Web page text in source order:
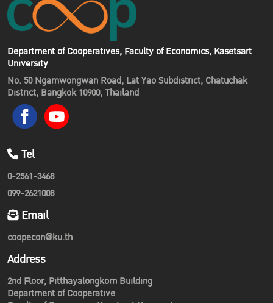
Department of Cooperatives, Faculty of Economics, Kasetsart
University
No. 50 Ngamwongwan Road, Lat Yao Subdistrict, Chatuchak
District, Bangkok 10900, Thailand
Tel
0-2561-3468
099-2621008
Email
coopecon@ku.th
Address
2nd Floor, Pitthayalongkorn Building
Department of Cooperative